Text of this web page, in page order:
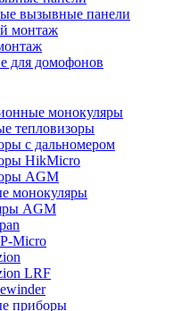
вызывные панели
монтаж
для домофонов
монокуляры
тепловизоры
с дальномером
HikMicro
AGM
монокуляры
AGM
Micro
LRF
приборы